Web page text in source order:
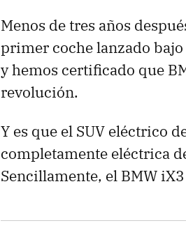
Menos de tres años
primer coche lanzado bajo
y hemos certificado que
revolución.
Y es que el SUV eléctrico
completamente eléctrica
Sencillamente, el BMW